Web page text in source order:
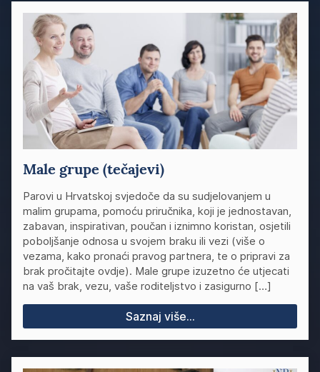
Male grupe (tečajevi)
Parovi u Hrvatskoj svjedoče da su sudjelovanjem u
malim grupama, pomoću priručnika, koji je jednostavan,
zabavan, inspirativan, poučan i iznimno koristan, osjetili
poboljšanje odnosa u svojem braku ili vezi (više o
vezama, kako pronaći pravog partnera, te o pripravi za
brak pročitajte ovdje). Male grupe izuzetno će utjecati
na vaš brak, vezu, vaše roditeljstvo i zasigurno […]
Saznaj više...